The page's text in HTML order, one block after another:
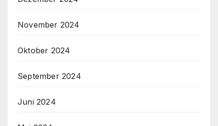
November 2024
Oktober 2024
September 2024
Juni 2024